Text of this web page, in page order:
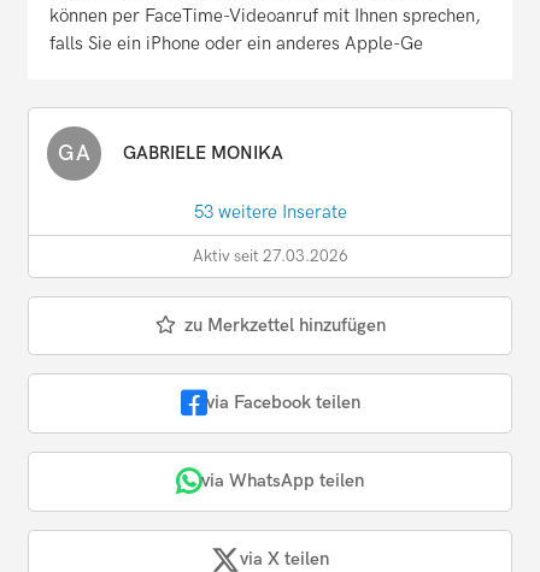
können per FaceTime-Videoanruf mit Ihnen sprechen,
falls Sie ein iPhone oder ein anderes Apple-Ge
GA GABRIELE MONIKA
53 weitere Inserate
Aktiv seit 27.03.2026
zu Merkzettel hinzufügen
via Facebook teilen
via WhatsApp teilen
via X teilen